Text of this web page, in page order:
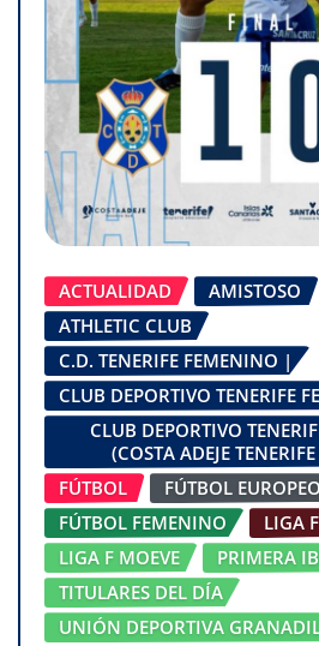
ACTUALIDAD
AMISTOSO
ATHLETIC CLUB
C.D. TENERIFE FEMENINO |
CLUB DEPORTIVO TENERIFE
CLUB DEPORTIVO
(COSTA ADEJE
FÚTBOL
FÚTBOL EUROPEO
FÚTBOL FEMENINO
LIGA F
LIGA F MOEVE
PRIMERA
TITULARES DEL DÍA
UNIÓN DEPORTIVA